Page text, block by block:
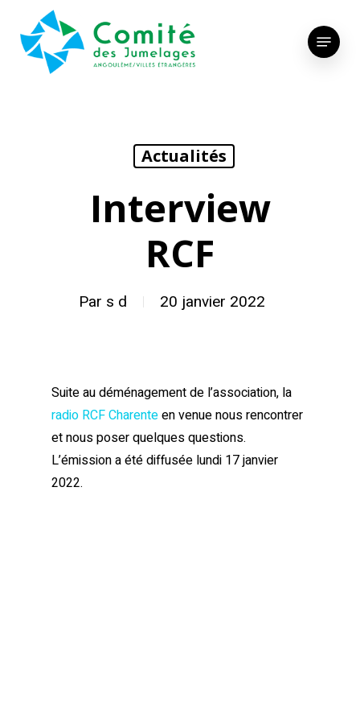
main
Menu
Actualités
Interview
RCF
Par s d 20 janvier 2022
Suite au déménagement de l’association, la
radio RCF Charenteen venue nous rencontrer
et nous poser quelques questions.
L’émission a été diffusée lundi 17 janvier
2022.